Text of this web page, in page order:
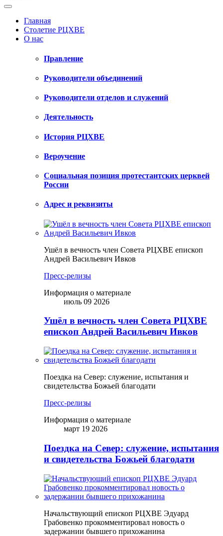
Главная
Столетие РЦХВЕ
О нас
Правление
Руководители объединений
Руководители отделов и служений
Деятельность
История РЦХВЕ
Вероучение
Социальная позиция протестантских церквей
России
Адрес и реквизиты
Ушёл в вечность член Совета РЦХВЕ епископ
Андрей Васильевич Ивков
Пресс-релизы
Информация о материале
июль 09 2026
Ушёл в вечность член Совета РЦХВЕ
епископ Андрей Васильевич Ивков
Поездка на Север: служение, испытания и
свидетельства Божьей благодати
Пресс-релизы
Информация о материале
март 19 2026
Поездка на Север: служение, испытания
и свидетельства Божьей благодати
Начальствующий епископ РЦХВЕ Эдуард
Грабовенко прокомментировал новость о
задержании бывшего прихожанина